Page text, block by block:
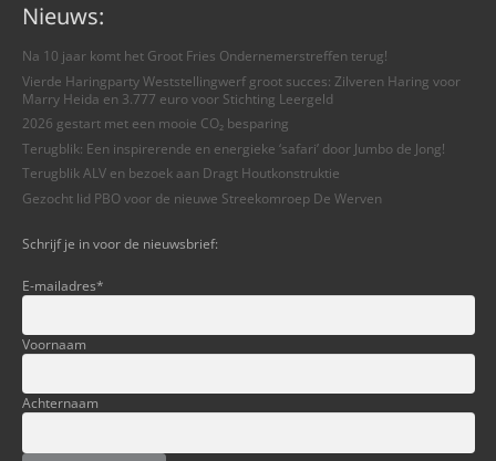
Nieuws:
Na 10 jaar komt het Groot Fries Ondernemerstreffen terug!
Vierde Haringparty Weststellingwerf groot succes: Zilveren Haring voor
Marry Heida en 3.777 euro voor Stichting Leergeld
2026 gestart met een mooie CO₂ besparing
Terugblik: Een inspirerende en energieke ‘safari’ door Jumbo de Jong!
Terugblik ALV en bezoek aan Dragt Houtkonstruktie
Gezocht lid PBO voor de nieuwe Streekomroep De Werven
Schrijf je in voor de nieuwsbrief:
E-mailadres*
Voornaam
Achternaam